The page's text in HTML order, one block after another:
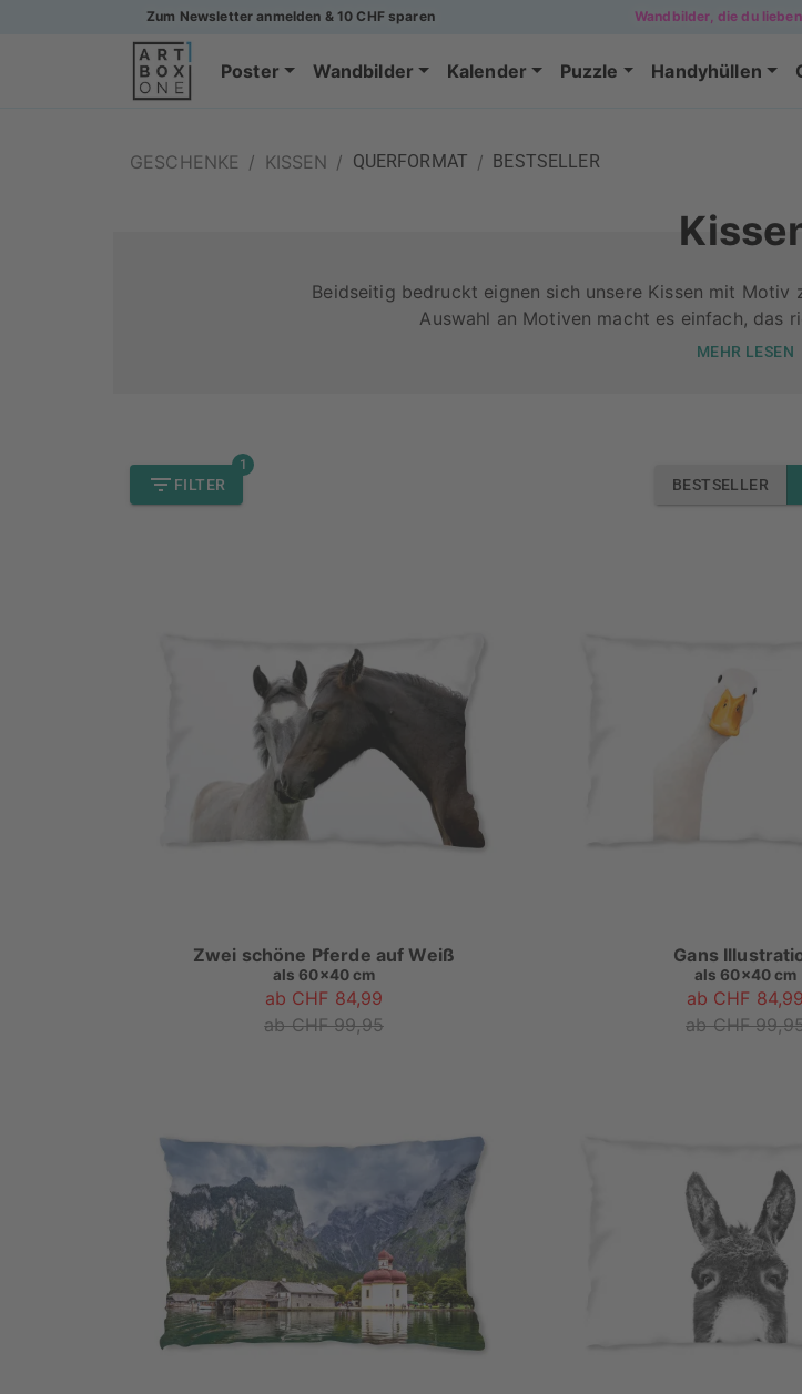
Zum Newsletter anmelden & 10 CHF sparen Wandbilder, die du
Poster Wandbilder Kalender Puzzle Handyhüllen
GESCHENKE / KISSEN / QUERFORMAT / BESTSELLER
Beidseitig bedruckt eignen sich unsere Kissen mit Motiv
Auswahl an Motiven macht es einfach, das
MEHR LESEN
FILTER
1
BESTSELLER
Zwei schöne Pferde auf Weiß
als 60x40 cm
ab CHF 84,99
ab CHF 99,95
Gans
als 60x40 cm
ab CHF 84,99
ab CHF